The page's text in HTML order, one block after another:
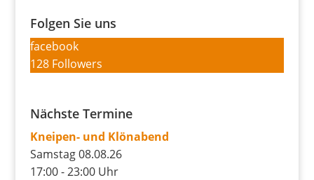
Folgen Sie uns
facebook
128 Followers
Nächste Termine
Kneipen- und Klönabend
Samstag 08.08.26
17:00 - 23:00 Uhr